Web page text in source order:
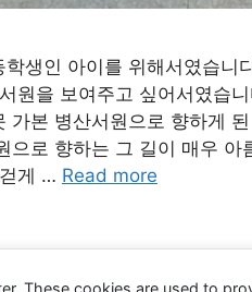
생인 아이를 위해서였습니
원을 보여주고 싶어서였습
가본 병산서원으로 향하게
으로 향하는 그 길이 매우
게 … Read more
유산,서원